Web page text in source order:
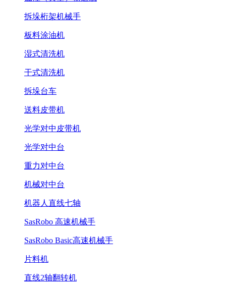
拆垛桁架机械手
板料涂油机
湿式清洗机
干式清洗机
拆垛台车
送料皮带机
光学对中皮带机
光学对中台
重力对中台
机械对中台
机器人直线七轴
SasRobo 高速机械手
SasRobo Basic高速机械手
片料机
直线2轴翻转机